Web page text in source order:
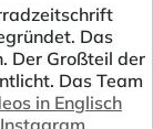
Das
Der Großteil der
Das Team
in Englisch
Instagram.